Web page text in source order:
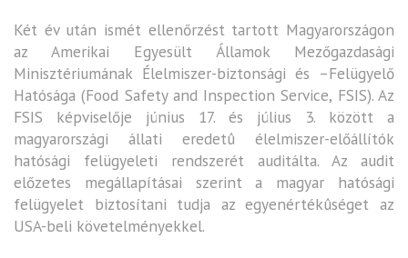
Két év után ismét ellenőrzést tartott Magyarországon
az Amerikai Egyesült Államok Mezőgazdasági
Minisztériumának Élelmiszer-biztonsági és –Felügyelő
Hatósága (Food Safety and Inspection Service, FSIS). Az
FSIS képviselője június 17. és július 3. között a
magyarországi állati eredetû élelmiszer-előállítók
hatósági felügyeleti rendszerét auditálta. Az audit
előzetes megállapításai szerint a magyar hatósági
felügyelet biztosítani tudja az egyenértékûséget az
USA-beli követelményekkel.